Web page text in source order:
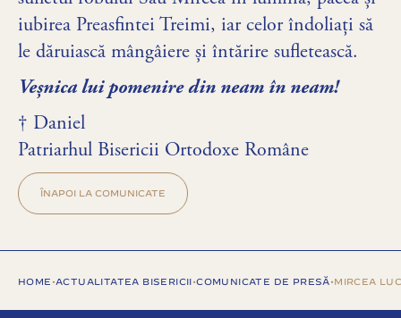
iubirea Preasfintei Treimi, iar celor îndoliați să
le dăruiască mângâiere și întărire sufletească.
Veșnica lui pomenire din neam în neam!
† Daniel
Patriarhul Bisericii Ortodoxe Române
ÎNAPOI LA COMUNICATE
HOME•ACTUALITATEA BISERICII•COMUNICATE DE PRESĂ•MIRCEA